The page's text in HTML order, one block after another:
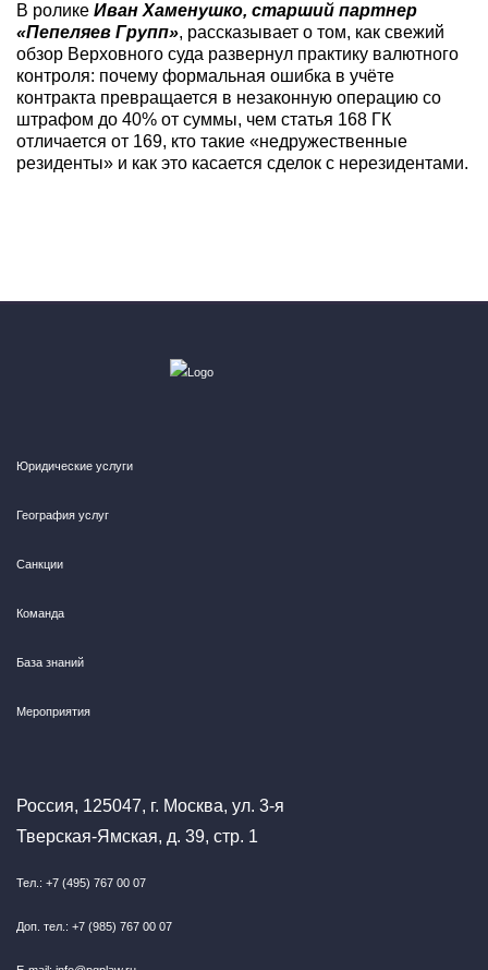
В ролике Иван Хаменушко, старший партнер
«Пепеляев Групп», рассказывает о том, как свежий
обзор Верховного суда развернул практику валютного
контроля: почему формальная ошибка в учёте
контракта превращается в незаконную операцию со
штрафом до 40% от суммы, чем статья 168 ГК
отличается от 169, кто такие «недружественные
резиденты» и как это касается сделок с нерезидентами.
Юридические услуги
География услуг
Санкции
Команда
База знаний
Мероприятия
Россия, 125047, г. Москва, ул. 3-я
Тверская-Ямская, д. 39, стр. 1
Тел.: +7 (495) 767 00 07
Доп. тел.: +7 (985) 767 00 07